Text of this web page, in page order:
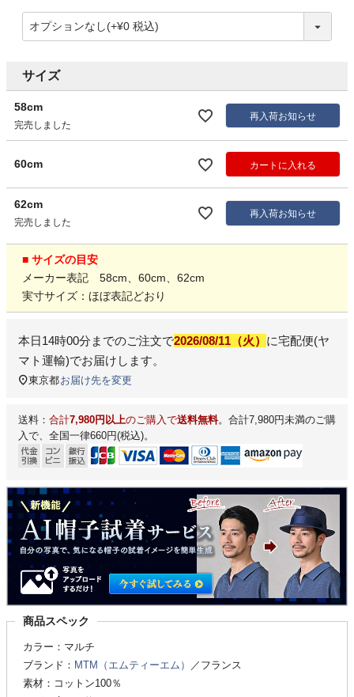
サイズ
58cm
完売しました
再入荷お知らせ
60cm カートに入れる
62cm
完売しました
再入荷お知らせ
■ サイズの目安
メーカー表記 58cm、60cm、62cm
実寸サイズ：ほぼ表記どおり
本日14時00分 までのご注文で2026/08/11（火） に宅配便(ヤ
マト運輸)でお届けします。
東京都お届け先を変更
送料： 合計7,980円以上のご購入で送料無料。合計7,980円未満のご購
入で、全国一律660円(税込)。
商品スペック
カラー：マルチ
ブランド： MTM（エムティーエム）
／フランス
素材：コットン100％